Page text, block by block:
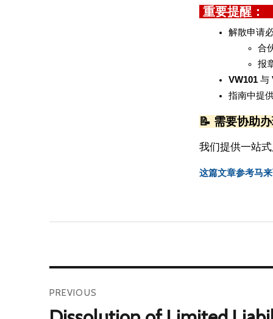
重要提醒
解散申请
合
报
VW101 与
指南中提
📝 需要协助
我们提供一站
这篇文章参考马
PREVIOUS